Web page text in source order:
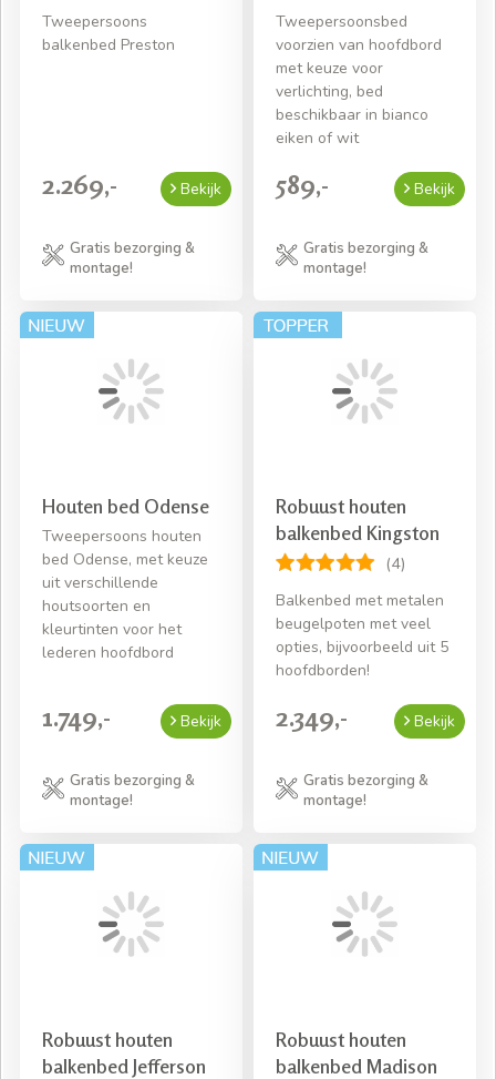
Tweepersoons
balkenbed Preston
2.269,- Bekijk
Gratis bezorging &
montage!
Tweepersoonsbed
voorzien van hoofdbord
met keuze voor
verlichting, bed
beschikbaar in bianco
eiken of wit
589,- Bekijk
Gratis bezorging &
montage!
Houten bed Odense
Tweepersoons houten
bed Odense, met keuze
uit verschillende
houtsoorten en
kleurtinten voor het
lederen hoofdbord
1.749,- Bekijk
Gratis bezorging &
montage!
Robuust houten
balkenbed Kingston
(4)
Balkenbed met metalen
beugelpoten met veel
opties, bijvoorbeeld uit 5
hoofdborden!
2.349,- Bekijk
Gratis bezorging &
montage!
Robuust houten
balkenbed Jefferson
Robuust houten
balkenbed Madison